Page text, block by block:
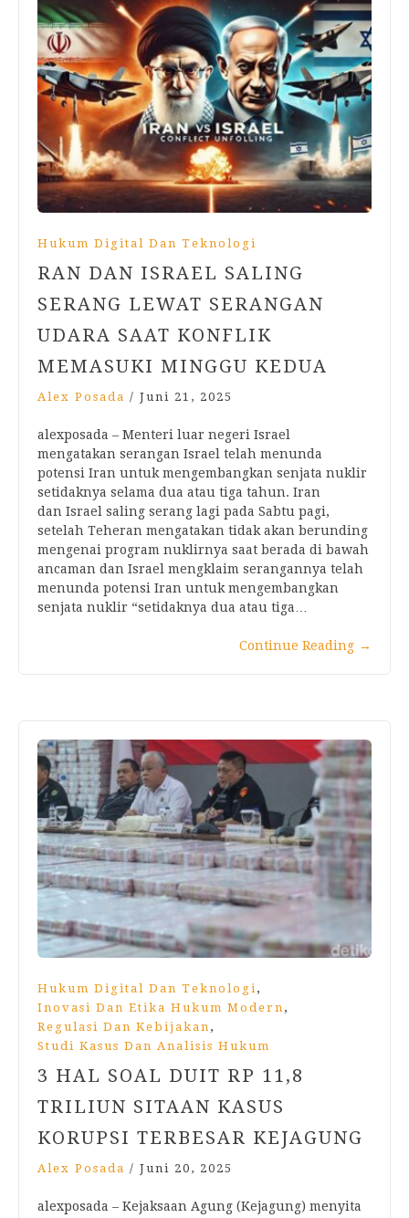
Hukum Digital Dan Teknologi
RAN DAN ISRAEL SALING
SERANG LEWAT SERANGAN
UDARA SAAT KONFLIK
MEMASUKI MINGGU KEDUA
Alex Posada / Juni 21, 2025
alexposada – Menteri luar negeri Israel
mengatakan serangan Israel telah menunda
potensi Iran untuk mengembangkan senjata nuklir
setidaknya selama dua atau tiga tahun. Iran
dan Israel saling serang lagi pada Sabtu pagi,
setelah Teheran mengatakan tidak akan berunding
mengenai program nuklirnya saat berada di bawah
ancaman dan Israel mengklaim serangannya telah
menunda potensi Iran untuk mengembangkan
senjata nuklir “setidaknya dua atau tiga…
Continue Reading →
Hukum Digital Dan Teknologi ,
Inovasi Dan Etika Hukum Modern ,
Regulasi Dan Kebijakan ,
Studi Kasus Dan Analisis Hukum
3 HAL SOAL DUIT RP 11,8
TRILIUN SITAAN KASUS
KORUPSI TERBESAR KEJAGUNG
Alex Posada / Juni 20, 2025
alexposada – Kejaksaan Agung (Kejagung) menyita